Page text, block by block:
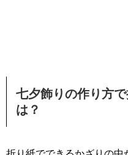
七夕飾りの作り方
は？